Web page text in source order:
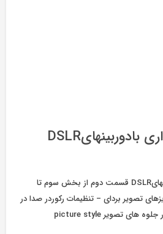
آموزش تصویر برداری بادوربینهایDSLR
آموزش تصویر برداری بادوربینهایDSLR قسمت دوم از بخش سوم تا
تصویر بردای – تنظیمات رکوردر صدا در